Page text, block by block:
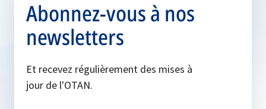
Abonnez-vous à nos
newsletters
Et recevez régulièrement des mises à
jour de l'OTAN.